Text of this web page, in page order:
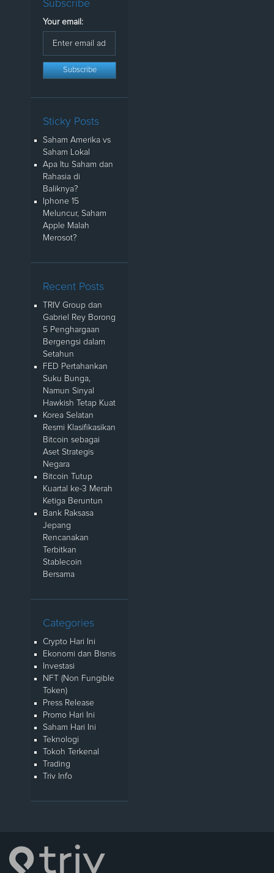
Subscribe
Your email:
Sticky Posts
Saham Amerika vs
Saham Lokal
Apa Itu Saham dan
Rahasia di
Baliknya?
Iphone 15
Meluncur, Saham
Apple Malah
Merosot?
Recent Posts
TRIV Group dan
Gabriel Rey Borong
5 Penghargaan
Bergengsi dalam
Setahun
FED Pertahankan
Suku Bunga,
Namun Sinyal
Hawkish Tetap Kuat
Korea Selatan
Resmi Klasifikasikan
Bitcoin sebagai
Aset Strategis
Negara
Bitcoin Tutup
Kuartal ke-3 Merah
Ketiga Beruntun
Bank Raksasa
Jepang
Rencanakan
Terbitkan
Stablecoin
Bersama
Categories
Crypto Hari Ini
Ekonomi dan Bisnis
Investasi
NFT (Non Fungible
Token)
Press Release
Promo Hari Ini
Saham Hari Ini
Teknologi
Tokoh Terkenal
Trading
Triv Info